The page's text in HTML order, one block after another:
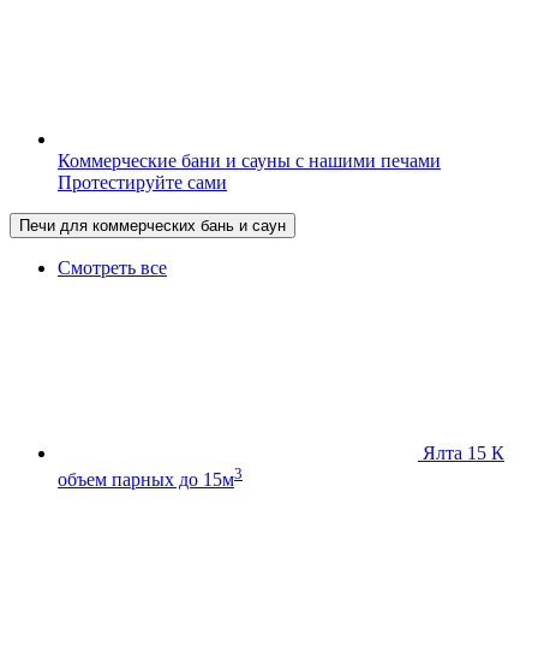
Коммерческие бани и сауны с нашими печами
Протестируйте сами
Печи для коммерческих бань и саун
Смотреть все
Ялта 15 К
объем парных до 15м3